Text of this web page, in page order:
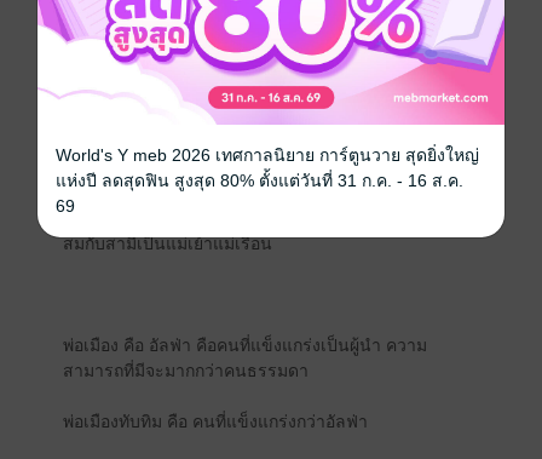
บรรเทาอาการได้ แต่ยามีราคาแพงมาก
*คนจนส่วนใหญ่ที่เป็นพ่อดอกไม้จะถูกพ่อแม่ขายให้กับซ่อง
เพื่อบำเรอกามให้บรรดาบุรุษมากหน้าหลายตา และคนที่
เป็นพ่อดอกไม้จะมีปานที่เป็นดอกไม้ และใส่ปลอกคอ ก็ขึ้น
พ่อดอกไม้ จะต้องเรียนทุกอย่างที่ผู้หญิงเรียน การบ้าน
การเรือน เย็บปีกถักร้อย งานฝีมือต่างๆ เพื่อเอาไว้ให้เหมาะ
สมกับสามีเป็นแม่เย้าแม่เรือน
พ่อเมือง คือ อัลฟ่า คือคนที่แข็งแกร่งเป็นผู้นำ ความ
สามารถที่มีจะมากกว่าคนธรรมดา
พ่อเมืองทับทิม คือ คนที่แข็งแกร่งกว่าอัลฟ่า
World's Y meb 2026 เทศกาลนิยาย การ์ตูนวาย สุดยิ่งใหญ่
แห่งปี ลดสุดฟิน สูงสุด 80% ตั้งแต่วันที่ 31 ก.ค. - 16 ส.ค.
69